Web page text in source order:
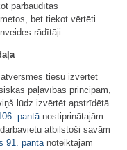
pārbaudītas
bet tiekot vērtēti
rādītāji.
tiesu izvērtēt
paļāvības principam,
lūdz izvērtēt apstrīdētā
pantānostiprinātajām
atbilstoši savām
91. pantānoteiktajam